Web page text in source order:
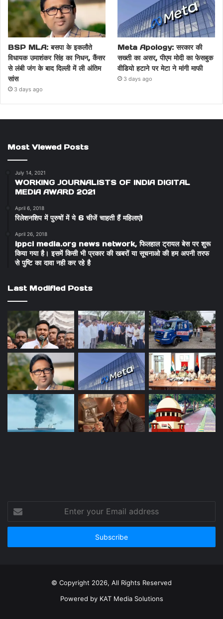
BSP MLA: बसपा के इकलौते
विधायक उमाशंकर सिंह का निधन, कैंसर
से लंबी जंग के बाद दिल्ली में ली अंतिम
सांस
3 days ago
Meta Apology: सरकार की
सख्ती का असर, पीएम मोदी का फेसबुक
वीडियो हटाने पर मेटा ने मांगी माफी
3 days ago
Most Viewed Posts
July 14, 2021
WORKING JOURNALISTS OF INDIA DIGITAL
MEDIA AWARD 2021
April 6, 2018
रिलेशनशिप में पुरुषों में ये 6 चीजें चाहती हैं महिलाएं!
April 26, 2018
ippci media.org news network, फिलहाल ट्रायल बेस पर शुरू
किया गया है। इसमें किसी भी प्रकार की खबरों या सूचनाओ की हम अपनी तरफ
से पुष्टि का दावा नही कर रहे है
Last Modified Posts
your
Email
© Copyright 2026, All Rights Reserved
Powered by KAT Media Solutions